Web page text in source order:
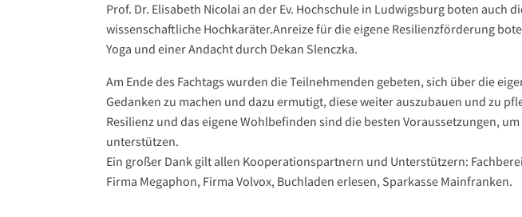
Prof. Dr. Elisabeth Nicolai an der Ev. Hochschule in Ludwigsburg boten auch
wissenschaftliche Hochkaräter.Anreize für die eigene Resilienzförderung
Yoga und einer Andacht durch Dekan Slenczka.
Am Ende des Fachtags wurden die Teilnehmenden gebeten, sich über die
Gedanken zu machen und dazu ermutigt, diese weiter auszubauen und zu
Resilienz und das eigene Wohlbefinden sind die besten Voraussetzungen,
unterstützen.
Ein großer Dank gilt allen Kooperationspartnern und Unterstützern:
Firma Megaphon, Firma Volvox, Buchladen erlesen, Sparkasse Mainfranken.